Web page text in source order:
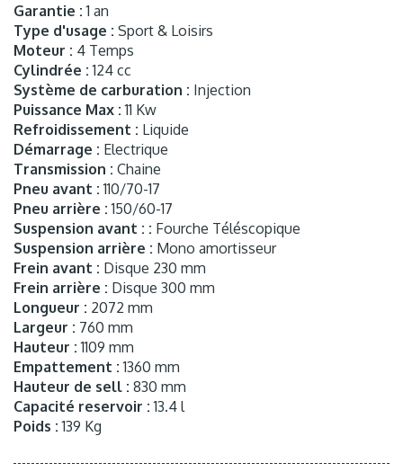
Garantie : 1 an
Type d'usage : Sport & Loisirs
Moteur : 4 Temps
Cylindrée : 124 cc
Système de carburation : Injection
Puissance Max : 11 Kw
Refroidissement : Liquide
Démarrage : Electrique
Transmission : Chaine
Pneu avant : 110/70-17
Pneu arrière : 150/60-17
Suspension avant : : Fourche Téléscopique
Suspension arrière : Mono amortisseur
Frein avant : Disque 230 mm
Frein arrière : Disque 300 mm
Longueur : 2072 mm
Largeur : 760 mm
Hauteur : 1109 mm
Empattement : 1360 mm
Hauteur de sell : 830 mm
Capacité reservoir : 13.4 l
Poids : 139 Kg